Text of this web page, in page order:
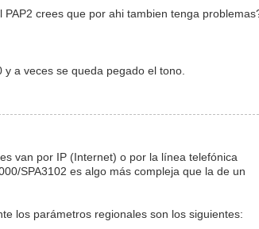
crees que por ahi tambien tenga
a veces se queda pegado el tono.
van por IP (Internet) o por la línea telefónica
SPA3102 es algo más compleja que la de un
los parámetros regionales son los siguientes: